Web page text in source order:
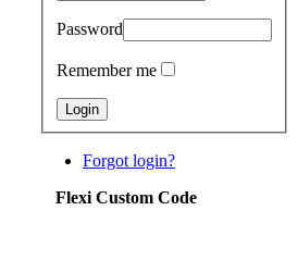
Password
Remember me
Forgot login?
Flexi Custom Code